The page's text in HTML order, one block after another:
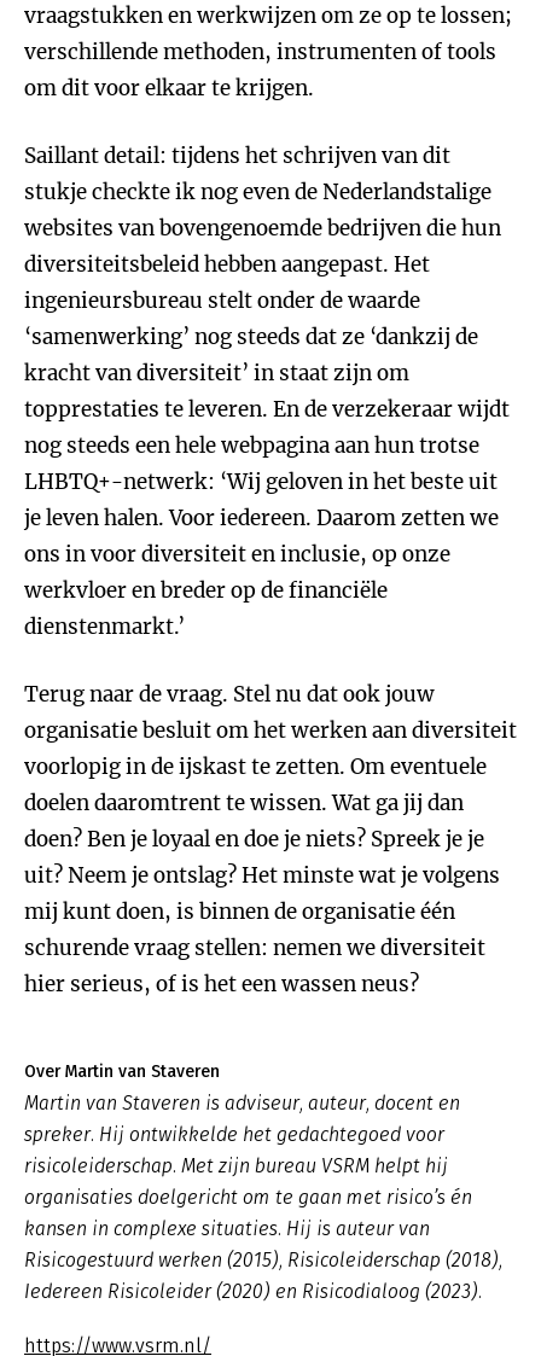
vraagstukken en werkwijzen om ze op te lossen;
verschillende methoden, instrumenten of tools
om dit voor elkaar te krijgen.
Saillant detail: tijdens het schrijven van dit
stukje checkte ik nog even de Nederlandstalige
websites van bovengenoemde bedrijven die hun
diversiteitsbeleid hebben aangepast. Het
ingenieursbureau stelt onder de waarde
‘samenwerking’ nog steeds dat ze ‘dankzij de
kracht van diversiteit’ in staat zijn om
topprestaties te leveren. En de verzekeraar wijdt
nog steeds een hele webpagina aan hun trotse
LHBTQ+-netwerk: ‘Wij geloven in het beste uit
je leven halen. Voor iedereen. Daarom zetten we
ons in voor diversiteit en inclusie, op onze
werkvloer en breder op de financiële
dienstenmarkt.’
Terug naar de vraag. Stel nu dat ook jouw
organisatie besluit om het werken aan diversiteit
voorlopig in de ijskast te zetten. Om eventuele
doelen daaromtrent te wissen. Wat ga jij dan
doen? Ben je loyaal en doe je niets? Spreek je je
uit? Neem je ontslag? Het minste wat je volgens
mij kunt doen, is binnen de organisatie één
schurende vraag stellen: nemen we diversiteit
hier serieus, of is het een wassen neus?
Over Martin van Staveren
Martin van Staveren is adviseur, auteur, docent en
spreker. Hij ontwikkelde het gedachtegoed voor
risicoleiderschap. Met zijn bureau VSRM helpt hij
organisaties doelgericht om te gaan met risico’s én
kansen in complexe situaties. Hij is auteur van
Risicogestuurd werken (2015), Risicoleiderschap (2018),
Iedereen Risicoleider (2020) en Risicodialoog (2023).
https://www.vsrm.nl/